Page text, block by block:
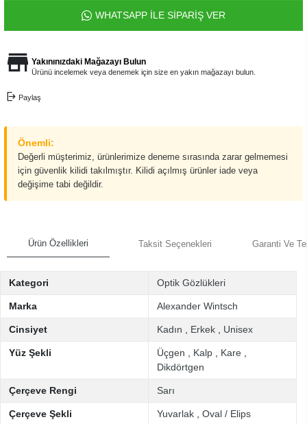
WHATSAPP İLE SİPARİŞ VER
Yakınınızdaki Mağazayı Bulun
Ürünü incelemek veya denemek için size en yakın mağazayı bulun.
Paylaş
Önemli:
Değerli müşterimiz, ürünlerimize deneme sırasında zarar gelmemesi
için güvenlik kilidi takılmıştır. Kilidi açılmış ürünler iade veya
değişime tabi değildir.
Ürün Özellikleri Taksit Seçenekleri Garanti Ve
Kategori Optik Gözlükleri
Marka Alexander Wintsch
Cinsiyet Kadın Erkek Unisex
Yüz Şekli Üçgen Kalp Kare
Dikdörtgen
Çerçeve Rengi Sarı
Çerçeve Şekli Yuvarlak Oval / Elips